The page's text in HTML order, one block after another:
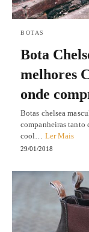
BOTAS
Bota
melhores
onde
Botas chelsea
companheiras tanto
cool… Ler Mais
29/01/2018